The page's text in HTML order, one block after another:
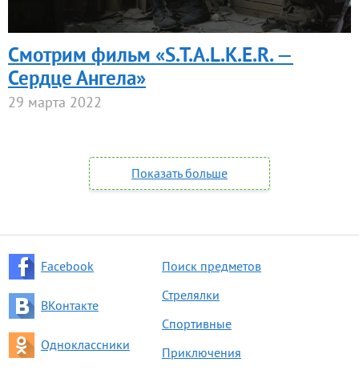
Смотрим фильм «S.T.A.L.K.E.R. —
Сердце Ангела»
29 марта 2022
Показать больше
Facebook
ВКонтакте
Одноклассники
Поиск предметов
Стрелялки
Спортивные
Приключения